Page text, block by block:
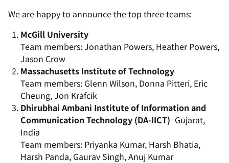
We are happy to announce the top three teams:
McGill University
Team members: Jonathan Powers, Heather Powers,
Jason Crow
Massachusetts Institute of Technology
Team members: Glenn Wilson, Donna Pitteri, Eric
Cheung, Jon Krafcik
Dhirubhai Ambani Institute of Information and
Communication Technology (DA-IICT)–Gujarat,
India
Team members: Priyanka Kumar, Harsh Bhatia,
Harsh Panda, Gaurav Singh, Anuj Kumar